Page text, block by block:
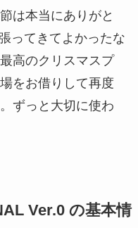
は本当にありがと
ってきてよかったな
高のクリスマスプ
をお借りして再度
ずっと大切に使わ
Ver.0 の基本情